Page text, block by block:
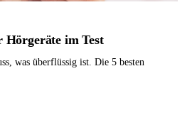
Hörgeräte im Test
was überflüssig ist. Die 5 besten